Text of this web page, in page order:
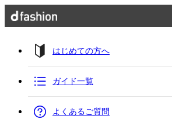
はじめての方へ
ガイド一覧
よくあるご質問